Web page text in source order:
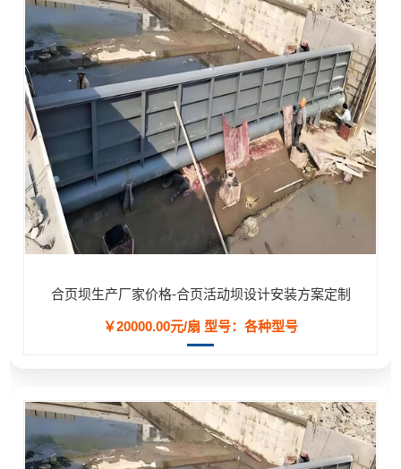
合页坝生产厂家价格-合页活动坝设计安装方案定制
￥20000.00元/扇 型号：各种型号